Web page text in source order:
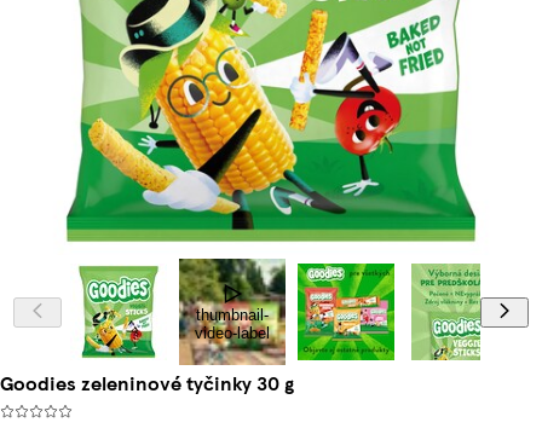
thumbnail-
video-label
Goodies zeleninové tyčinky 30 g